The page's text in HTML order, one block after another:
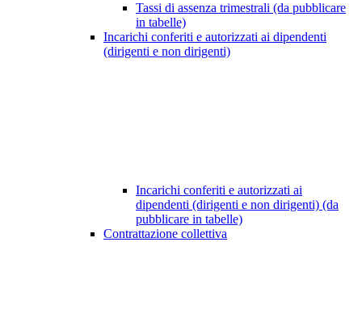
Tassi di assenza trimestrali (da pubblicare
in tabelle)
Incarichi conferiti e autorizzati ai dipendenti
(dirigenti e non dirigenti)
Incarichi conferiti e autorizzati ai
dipendenti (dirigenti e non dirigenti) (da
pubblicare in tabelle)
Contrattazione collettiva